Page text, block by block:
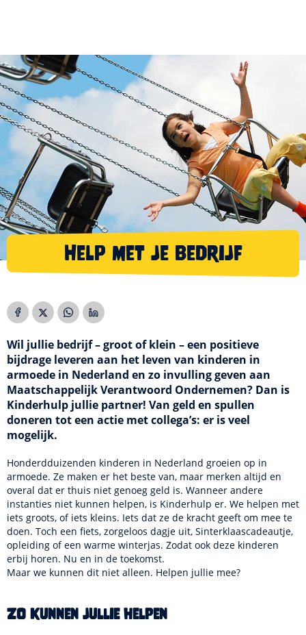
Help met je bedrijf
Wil jullie bedrijf – groot of klein – een positieve
bijdrage leveren aan het leven van kinderen in
armoede in Nederland en zo invulling geven aan
Maatschappelijk Verantwoord Ondernemen? Dan is
Kinderhulp jullie partner! Van geld en spullen
doneren tot een actie met collega’s: er is veel
mogelijk.
Honderdduizenden kinderen in Nederland groeien op in
armoede. Ze maken er het beste van, maar merken altijd en
overal dat er thuis niet genoeg geld is. Wanneer andere
instanties niet kunnen helpen, is Kinderhulp er. We helpen met
iets groots, of iets kleins. Iets dat ze de kracht geeft om mee te
doen. Toch een fiets, zorgeloos dagje uit, Sinterklaascadeautje,
opleiding of een warme winterjas. Zodat ook deze kinderen
erbij horen. Nu en in de toekomst.
Maar we kunnen dit niet alleen. Helpen jullie mee?
Zo kunnen jullie helpen